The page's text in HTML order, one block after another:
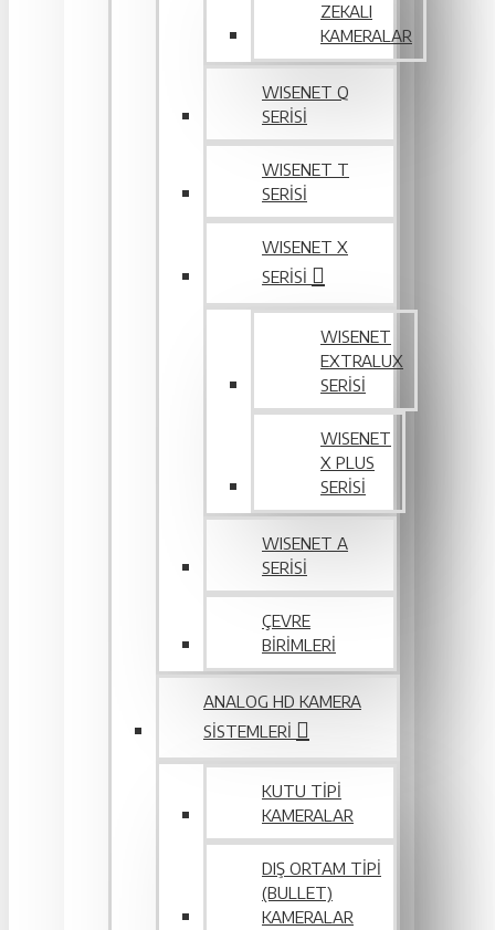
ZEKALI
KAMERALAR
WISENET Q
SERİSİ
WISENET T
SERİSİ
WISENET X
SERİSİ
WISENET
EXTRALUX
SERISI
WISENET
X PLUS
SERISI
WISENET A
SERİSİ
ÇEVRE
BIRIMLERI
ANALOG HD KAMERA
SISTEMLERI
KUTU TIPI
KAMERALAR
DIŞ ORTAM TIPI
(BULLET)
KAMERALAR